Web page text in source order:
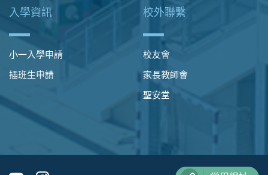
入學資訊
小一入學申請
插班生申請
校外聯繫
校友會
家長教師會
聖安堂